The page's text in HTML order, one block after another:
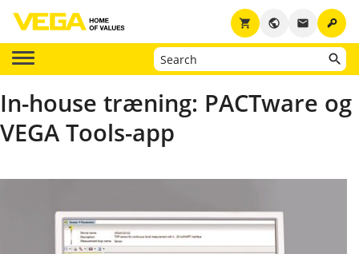
key
email
public
shopping_cart
In-house træning: PACTware og
VEGA Tools-app